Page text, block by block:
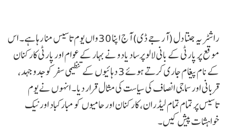
راشٹریہ جنتا دل (آر جے ڈی) آج اپنا 30واں یوم تاسیس منا رہا ہے۔ اس
موقع پر پارٹی کے بانی لالو پرساد یادو نے بہار کے عوام اور پارٹی کارکنان
کے نام پیغام جاری کرتے ہوئے 3 دہائیوں کے تنظیمی سفر کو جدوجہد،
قربانی اور سماجی انصاف کی سیاست کی مثال قرار دیا۔ انہوں نے یوم
تاسیس پر تمام تمام لیڈران، کارکنان اور حامیوں کو مبارکباد اور نیک
خواہشات پیش کیں۔